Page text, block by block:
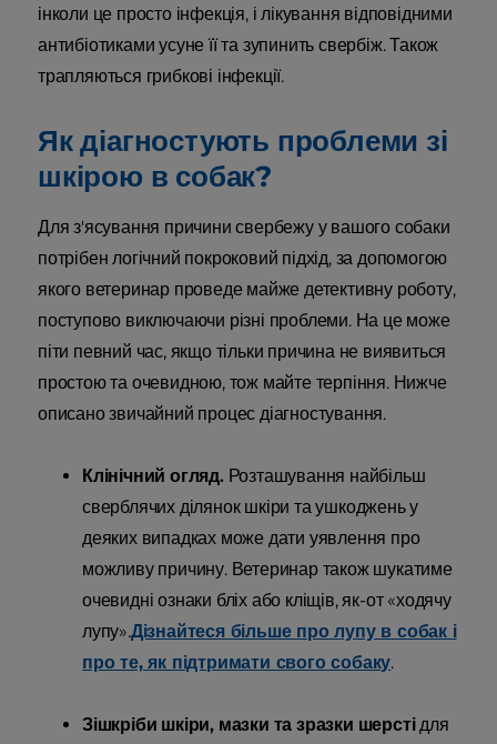
інколи це просто інфекція, і лікування відповідними
антибіотиками усуне її та зупинить свербіж. Також
трапляються грибкові інфекції.
Як діагностують проблеми зі
шкірою в собак?
Для з'ясування причини свербежу у вашого собаки
потрібен логічний покроковий підхід, за допомогою
якого ветеринар проведе майже детективну роботу,
поступово виключаючи різні проблеми. На це може
піти певний час, якщо тільки причина не виявиться
простою та очевидною, тож майте терпіння. Нижче
описано звичайний процес діагностування.
Клінічний огляд. Розташування найбільш
сверблячих ділянок шкіри та ушкоджень у
деяких випадках може дати уявлення про
можливу причину. Ветеринар також шукатиме
очевидні ознаки бліх або кліщів, як-от «ходячу
лупу».Дізнайтеся більше про лупу в собак і
про те, як підтримати свого собаку.
Зішкріби шкіри, мазки та зразки шерстідля